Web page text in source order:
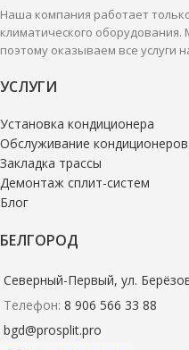
Наша компания работает
климатического
поэтому оказываем все услуги
УСЛУГИ
Установка кондиционера
Обслуживание кондиционеров
Закладка трассы
Демонтаж сплит-систем
Блог
БЕЛГОРОД
Северный-Первый, ул.
Телефон: 8 906 566 33 88
bgd@prosplit.pro